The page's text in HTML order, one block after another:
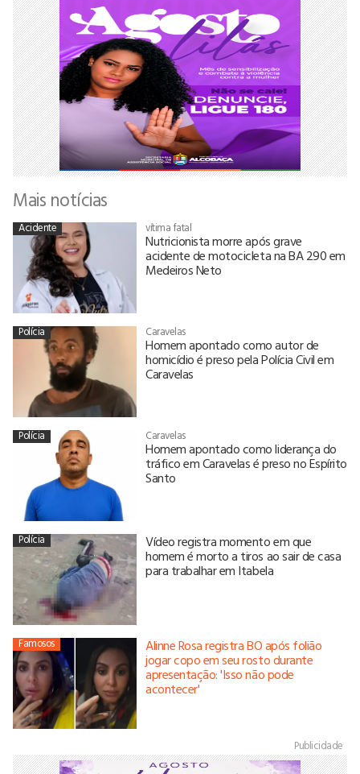
Mais notícias
Acidente vítima fatal
Nutricionista morre após grave
acidente de motocicleta na BA 290 em
Medeiros Neto
Polícia Caravelas
Homem apontado como autor de
homicídio é preso pela Polícia Civil em
Caravelas
Polícia Caravelas
Homem apontado como liderança do
tráfico em Caravelas é preso no Espírito
Santo
Polícia Vídeo registra momento em que
homem é morto a tiros ao sair de casa
para trabalhar em Itabela
Famosos Alinne Rosa registra BO após folião
jogar copo em seu rosto durante
apresentação: 'Isso não pode
acontecer'
Publicidade